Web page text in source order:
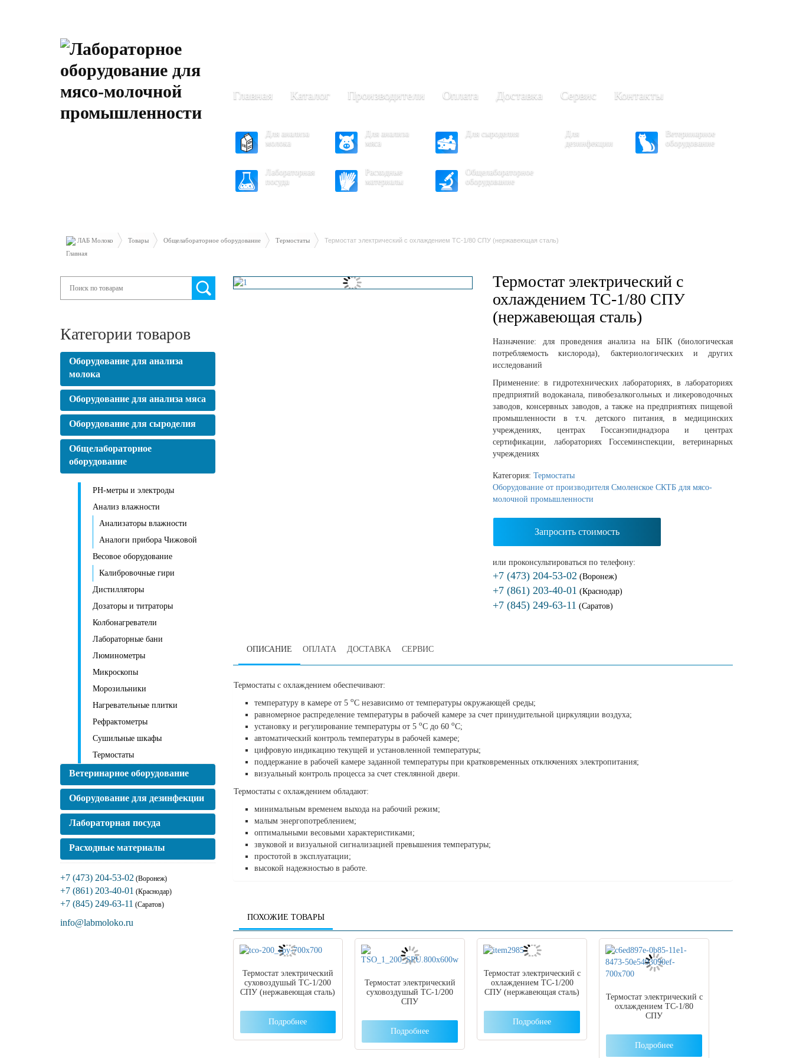
Главная Каталог Производители Оплата Доставка Сервис Контакты
Для анализа
молока
Для анализа
мяса
Для сыроделия
Для
дезинфекции
Ветеринарное
оборудование
Лабораторная
посуда
Расходные
материалы
Общелабораторное
оборудование
ЛАБ Молоко Товары Общелабораторное оборудование Термостаты Термостат электрический с охлаждением ТС-1/80 СПУ (нержавеющая сталь)
Термостат электрический с
охлаждением ТС-1/80 СПУ
(нержавеющая сталь)
Назначение: для проведения анализа на БПК (биологическая
потребляемость кислорода), бактериологических и других
исследований
Применение: в гидротехнических лабораториях, в лабораториях
предприятий водоканала, пивобезалкогольных и ликероводочных
заводов, консервных заводов, а также на предприятиях пищевой
промышленности в т.ч. детского питания, в медицинских
учреждениях, центрах Госсанэпиднадзора и центрах
сертификации, лабораториях Госсеминспекции, ветеринарных
учреждениях
Категория:Термостаты
Оборудование от производителя Смоленское СКТБ для мясо-
молочной промышленности
Запросить стоимость
или проконсультироваться по телефону:
+7 (473) 204-53-02 (Воронеж)
+7 (861) 203-40-01 (Краснодар)
+7 (845) 249-63-11 (Саратов)
ОПИСАНИЕ ОПЛАТА ДОСТАВКА СЕРВИС
Термостаты с охлаждением обеспечивают:
температуру в камере от 5 оС независимо от температуры окружающей среды;
равномерное распределение температуры в рабочей камере за счет принудительной циркуляции воздуха;
установку и регулирование температуры от 5 оС до 60 оС;
автоматический контроль температуры в рабочей камере;
цифровую индикацию текущей и установленной температуры;
поддержание в рабочей камере заданной температуры при кратковременных отключениях электропитания;
визуальный контроль процесса за счет стеклянной двери.
Термостаты с охлаждением обладают:
минимальным временем выхода на рабочий режим;
малым энергопотреблением;
оптимальными весовыми характеристиками;
звуковой и визуальной сигнализацией превышения температуры;
простотой в эксплуатации;
высокой надежностью в работе.
ПОХОЖИЕ ТОВАРЫ
Термостат электрический
суховоздушый ТС-1/200
СПУ (нержавеющая сталь)
Подробнее
Термостат электрический
суховоздушый ТС-1/200
СПУ
Подробнее
Термостат электрический с
охлаждением ТС-1/200
СПУ (нержавеющая сталь)
Подробнее
Термостат электрический с
охлаждением ТС-1/80
СПУ
Подробнее
Категории товаров
Оборудование для анализа
молока
Оборудование для анализа мяса
Оборудование для сыроделия
Общелабораторное
оборудование
PH-метры и электроды
Анализ влажности
Анализаторы влажности
Аналоги прибора Чижовой
Весовое оборудование
Калибровочные гири
Дистилляторы
Дозаторы и титраторы
Колбонагреватели
Лабораторные бани
Люминометры
Микроскопы
Морозильники
Нагревательные плитки
Рефрактометры
Сушильные шкафы
Термостаты
Ветеринарное оборудование
Оборудование для дезинфекции
Лабораторная посуда
Расходные материалы
+7 (473) 204-53-02 (Воронеж)
+7 (861) 203-40-01 (Краснодар)
+7 (845) 249-63-11 (Саратов)
info@labmoloko.ru